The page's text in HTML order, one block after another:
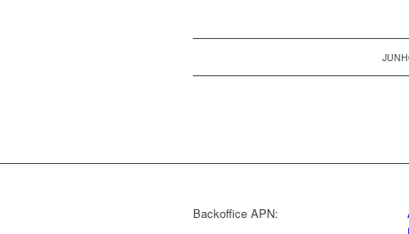
/
Backoffice APN: